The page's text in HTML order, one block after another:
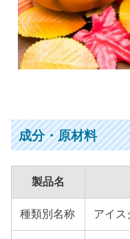
成分・原材料
製品名
種類別名称 アイス